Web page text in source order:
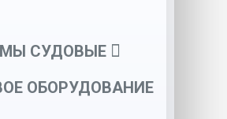
СУДОВЫЕ
ОБОРУДОВАНИЕ